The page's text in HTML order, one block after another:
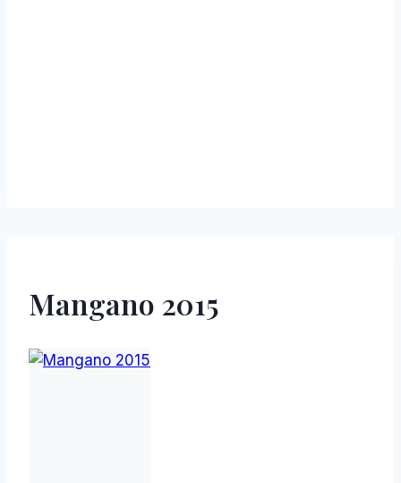
Mangano 2015